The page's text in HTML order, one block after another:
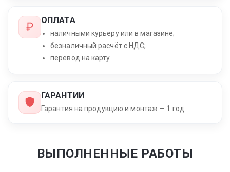
ОПЛАТА
наличными курьеру или в магазине;
безналичный расчёт с НДС;
перевод на карту.
ГАРАНТИИ
Гарантия на продукцию и монтаж — 1 год.
ВЫПОЛНЕННЫЕ РАБОТЫ